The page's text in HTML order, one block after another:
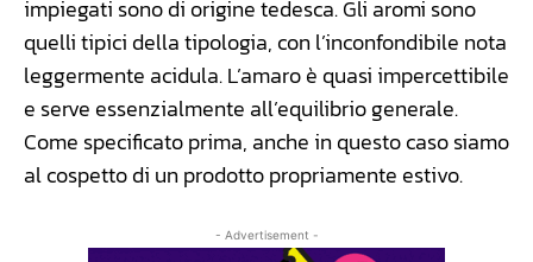
impiegati sono di origine tedesca. Gli aromi sono
quelli tipici della tipologia, con l’inconfondibile nota
leggermente acidula. L’amaro è quasi impercettibile
e serve essenzialmente all’equilibrio generale.
Come specificato prima, anche in questo caso siamo
al cospetto di un prodotto propriamente estivo.
- Advertisement -